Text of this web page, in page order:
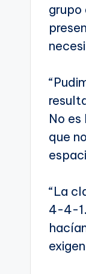
grupo
No es
que
“La
4-4-